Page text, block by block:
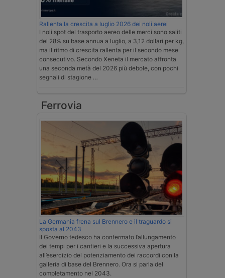
Rallenta la crescita a luglio 2026 dei noli aerei
I noli spot del trasporto aereo delle merci sono saliti
del 28% su base annua a luglio, a 3,12 dollari per kg,
ma il ritmo di crescita rallenta per il secondo mese
consecutivo. Secondo Xeneta il mercato affronta
una seconda metà del 2026 più debole, con pochi
segnali di stagione …
Ferrovia
La Germania frena sul Brennero e il traguardo si
sposta al 2043
Il Governo tedesco ha confermato l’allungamento
dei tempi per i cantieri e la successiva apertura
all’esercizio del potenziamento dei raccordi con la
galleria di base del Brennero. Ora si parla del
completamento nel 2043.